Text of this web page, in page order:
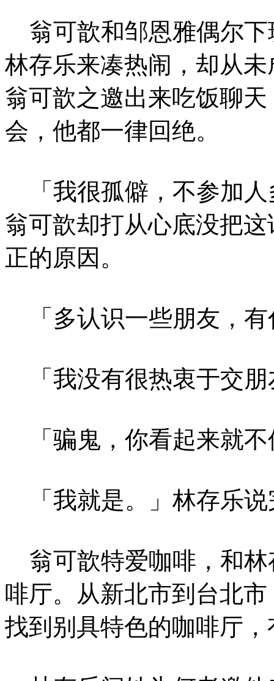
翁可歆和邹恩雅偶尔下
林存乐来凑热闹，却从
翁可歆之邀出来吃饭聊
会，他都一律回绝。
「我很孤僻，不参加人
翁可歆却打从心底没把
正的原因。
「多认识一些朋友，有
「我没有很热衷于交朋
「骗鬼，你看起来就不
「我就是。」林存乐说
翁可歆特爱咖啡，和林
啡厅。从新北市到台北
找到别具特色的咖啡厅